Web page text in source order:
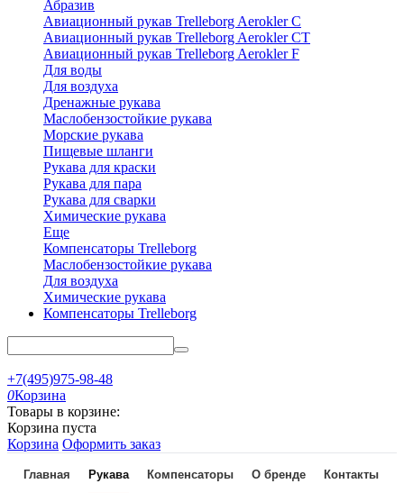
Абразив
Авиационный рукав Trelleborg Aerokler C
Авиационный рукав Trelleborg Aerokler CT
Авиационный рукав Trelleborg Aerokler F
Для воды
Для воздуха
Дренажные рукава
Маслобензостойкие рукава
Морские рукава
Пищевые шланги
Рукава для краски
Рукава для пара
Рукава для сварки
Химические рукава
Еще
Компенсаторы Trelleborg
Маслобензостойкие рукава
Для воздуха
Химические рукава
Компенсаторы Trelleborg
+7(495)975-98-48
0Корзина
Товары в корзине:
Корзина пуста
Корзина Оформить заказ
Главная Рукава Компенсаторы О бренде Контакты